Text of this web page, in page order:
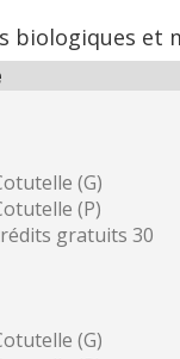
biologiques et
(G)
(P)
gratuits 30
(G)